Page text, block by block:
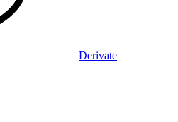
Derivate